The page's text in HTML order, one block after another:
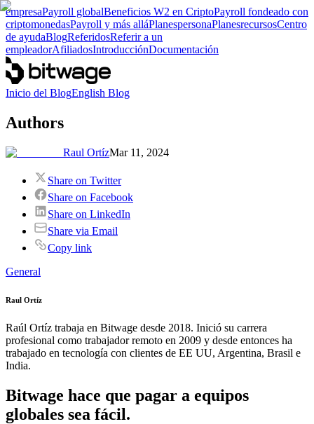
empresaPayroll globalBeneficios W2 en CriptoPayroll fondeado con
criptomonedasPayroll y más alláPlanespersonaPlanesrecursosCentro
de ayudaBlogReferidosReferir a un
empleadorAfiliadosIntroducciónDocumentación
Inicio del BlogEnglish Blog
Authors
Raul OrtízMar 11, 2024
Share on Twitter
Share on Facebook
Share on LinkedIn
Share via Email
Copy link
General
Raul Ortíz
Raúl Ortíz trabaja en Bitwage desde 2018. Inició su carrera
profesional como trabajador remoto en 2009 y desde entonces ha
trabajado en tecnología con clientes de EE UU, Argentina, Brasil e
India.
Bitwage hace que pagar a equipos
globales sea fácil.